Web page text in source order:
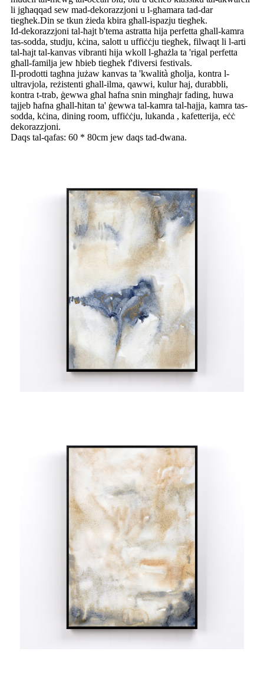
li jgħaqqad sew mad-dekorazzjoni u l-għamara tad-dar
tiegħek.Din se tkun żieda kbira għall-ispazju tiegħek.
Id-dekorazzjoni tal-ħajt b'tema astratta hija perfetta għall-kamra
tas-sodda, studju, kċina, salott u uffiċċju tiegħek, filwaqt li l-arti
tal-ħajt tal-kanvas vibranti hija wkoll l-għażla ta 'rigal perfetta
għall-familja jew ħbieb tiegħek f'diversi festivals.
Il-prodotti tagħna jużaw kanvas ta 'kwalità għolja, kontra l-
ultravjola, reżistenti għall-ilma, qawwi, kulur ħaj, durabbli,
kontra t-trab, ġewwa għal ħafna snin mingħajr fading, huwa
tajjeb ħafna għall-ħitan ta' ġewwa tal-kamra tal-ħajja, kamra tas-
sodda, kċina, dining room, uffiċċju, lukanda , kafetterija, eċċ
dekorazzjoni.
Daqs tal-qafas: 60 * 80cm jew daqs tad-dwana.